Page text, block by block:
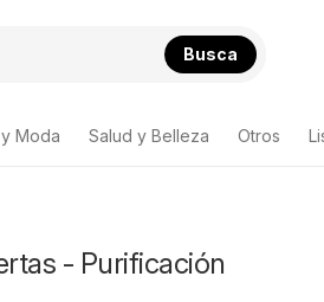
Busca
Moda Salud y Belleza Otros
- Purificación